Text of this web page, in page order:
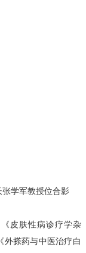
学军教授位合影
皮肤性病诊疗学杂
外搽药与中医治疗白